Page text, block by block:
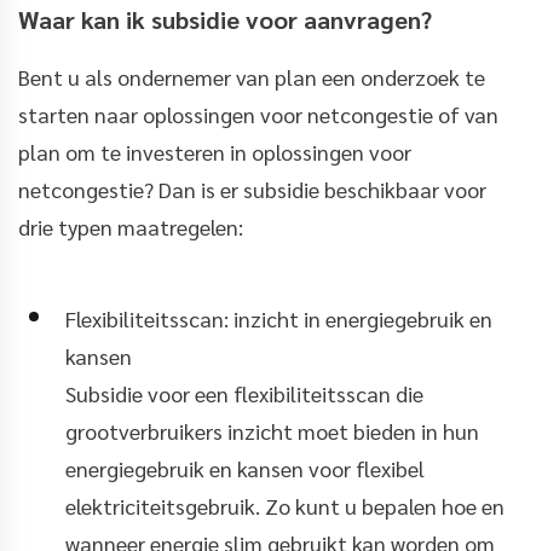
Waar kan ik subsidie voor aanvragen?
Bent u als ondernemer van plan een onderzoek te
starten naar oplossingen voor netcongestie of van
plan om te investeren in oplossingen voor
netcongestie? Dan is er subsidie beschikbaar voor
drie typen maatregelen:
Flexibiliteitsscan: inzicht in energiegebruik en
kansen
Subsidie voor een flexibiliteitsscan die
grootverbruikers inzicht moet bieden in hun
energiegebruik en kansen voor flexibel
elektriciteitsgebruik. Zo kunt u bepalen hoe en
wanneer energie slim gebruikt kan worden om